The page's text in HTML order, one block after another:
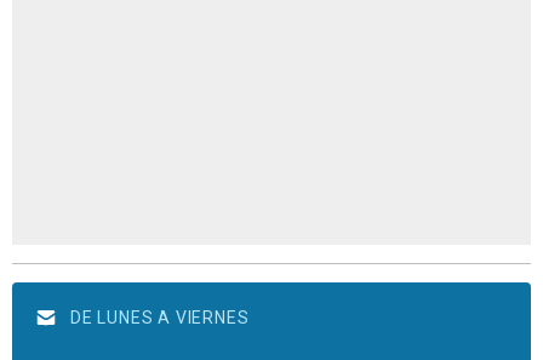
DE LUNES A VIERNES